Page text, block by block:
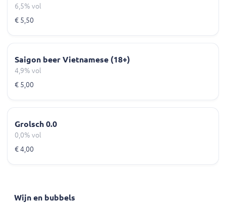
6,5% vol
€ 5,50
Saigon beer Vietnamese (18+)
4,9% vol
€ 5,00
Grolsch 0.0
0,0% vol
€ 4,00
Wijn en bubbels